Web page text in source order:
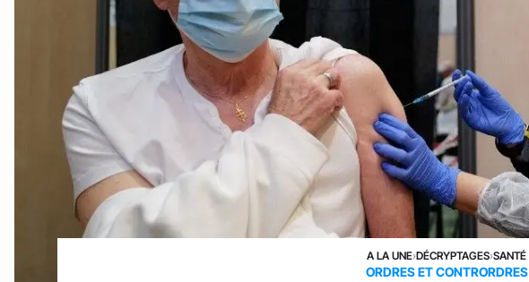
A LA UNE›DÉCRYPTAGES›SANTÉ
ORDRES ET CONTRORDRES